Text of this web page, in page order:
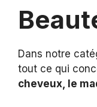
Dans notre
tout ce qui
cheveux, le